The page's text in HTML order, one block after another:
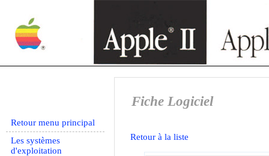
Retour menu principal
Les systèmes
d'exploitation
Fiche Logiciel
Retour à la liste